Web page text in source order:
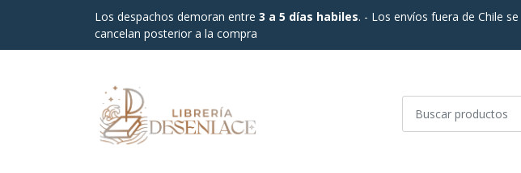
Los despachos demoran entre 3 a 5 días habiles. - Los envíos fuera de Chile se
cancelan posterior a la compra